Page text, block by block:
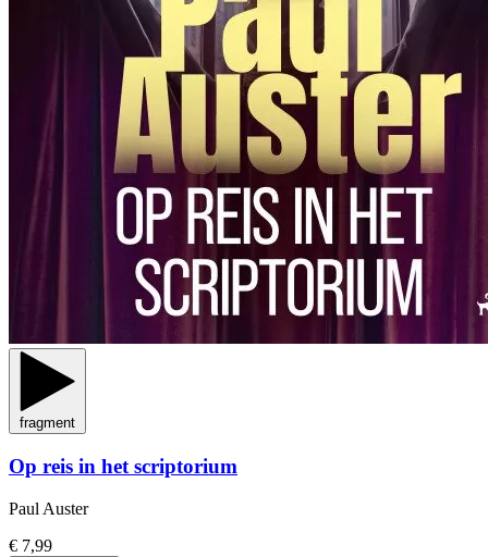
fragment
Op reis in het scriptorium
Paul Auster
€ 7,99